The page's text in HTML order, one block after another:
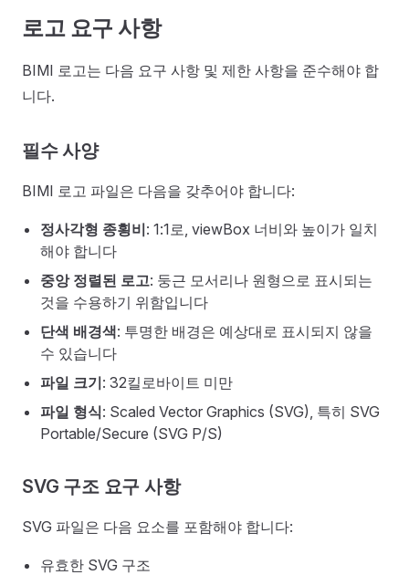
로고 요구 사항
BIMI 로고는 다음 요구 사항 및 제한 사항을 준수해야 합
니다.
필수 사양
BIMI 로고 파일은 다음을 갖추어야 합니다:
정사각형 종횡비: 1:1로, viewBox 너비와 높이가 일치
해야 합니다
중앙 정렬된 로고: 둥근 모서리나 원형으로 표시되는
것을 수용하기 위함입니다
단색 배경색: 투명한 배경은 예상대로 표시되지 않을
수 있습니다
파일 크기: 32킬로바이트 미만
파일 형식: Scaled Vector Graphics (SVG), 특히 SVG
Portable/Secure (SVG P/S)
SVG 구조 요구 사항
SVG 파일은 다음 요소를 포함해야 합니다:
유효한 SVG 구조